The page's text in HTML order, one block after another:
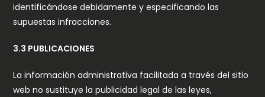
identificándose debidamente y especificando las
supuestas infracciones.
3.3 PUBLICACIONES
La información administrativa facilitada a través del sitio
web no sustituye la publicidad legal de las leyes,